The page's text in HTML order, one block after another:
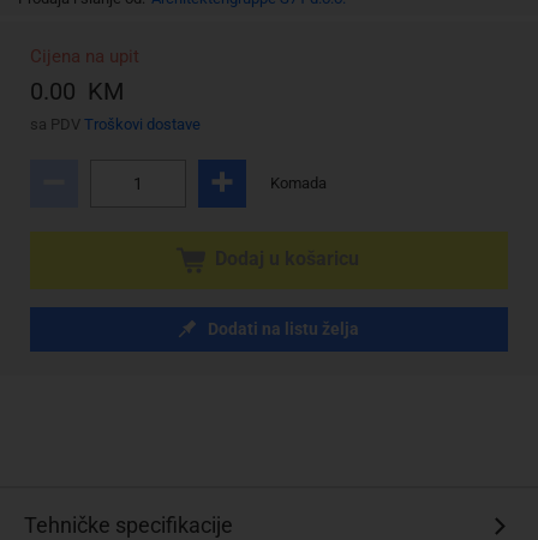
Cijena na upit
0.00 KM
sa PDV Troškovi dostave
Komada
Dodati na listu želja
Tehničke specifikacije